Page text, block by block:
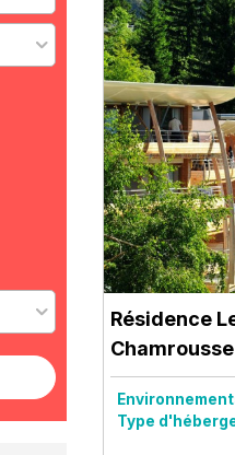
Résidence
Type